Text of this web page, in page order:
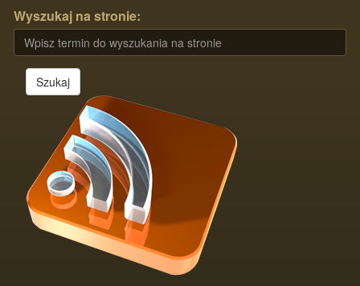
Wyszukaj na stronie:
Szukaj